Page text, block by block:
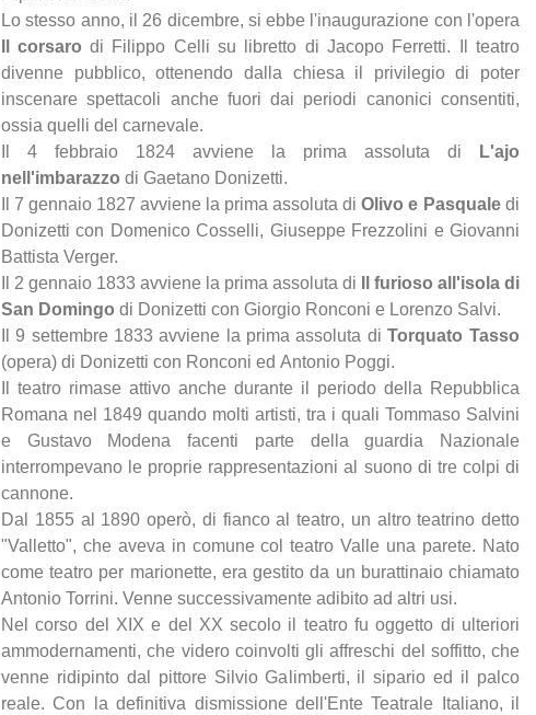
Lo stesso anno, il 26 dicembre, si ebbe l'inaugurazione con l'opera
Il corsaro di Filippo Celli su libretto di Jacopo Ferretti. Il teatro
divenne pubblico, ottenendo dalla chiesa il privilegio di poter
inscenare spettacoli anche fuori dai periodi canonici consentiti,
ossia quelli del carnevale.
Il 4 febbraio 1824 avviene la prima assoluta di
L'ajo
nell'imbarazzo di Gaetano Donizetti.
Il 7 gennaio 1827 avviene la prima assoluta di Olivo e Pasquale di
Donizetti con Domenico Cosselli, Giuseppe Frezzolini e Giovanni
Battista Verger.
Il 2 gennaio 1833 avviene la prima assoluta di
Il furioso all'isola di
San Domingo di Donizetti con Giorgio Ronconi e Lorenzo Salvi.
Il 9 settembre 1833 avviene la prima assoluta di Torquato Tasso
(opera) di Donizetti con Ronconi ed Antonio Poggi.
Il teatro rimase attivo anche durante il periodo della Repubblica
Romana nel 1849 quando molti artisti, tra i quali Tommaso Salvini
e Gustavo Modena facenti parte della guardia Nazionale
interrompevano le proprie rappresentazioni al suono di tre colpi di
cannone.
Dal 1855 al 1890 operò, di fianco al teatro, un altro teatrino detto
"Valletto", che aveva in comune col teatro Valle una parete. Nato
come teatro per marionette, era gestito da un burattinaio chiamato
Antonio Torrini. Venne successivamente adibito ad altri usi.
Nel corso del XIX e del XX secolo il teatro fu oggetto di ulteriori
ammodernamenti, che videro coinvolti gli affreschi del soffitto, che
venne ridipinto dal pittore Silvio Galimberti, il sipario ed il palco
reale. Con la definitiva dismissione dell'Ente Teatrale Italiano, il